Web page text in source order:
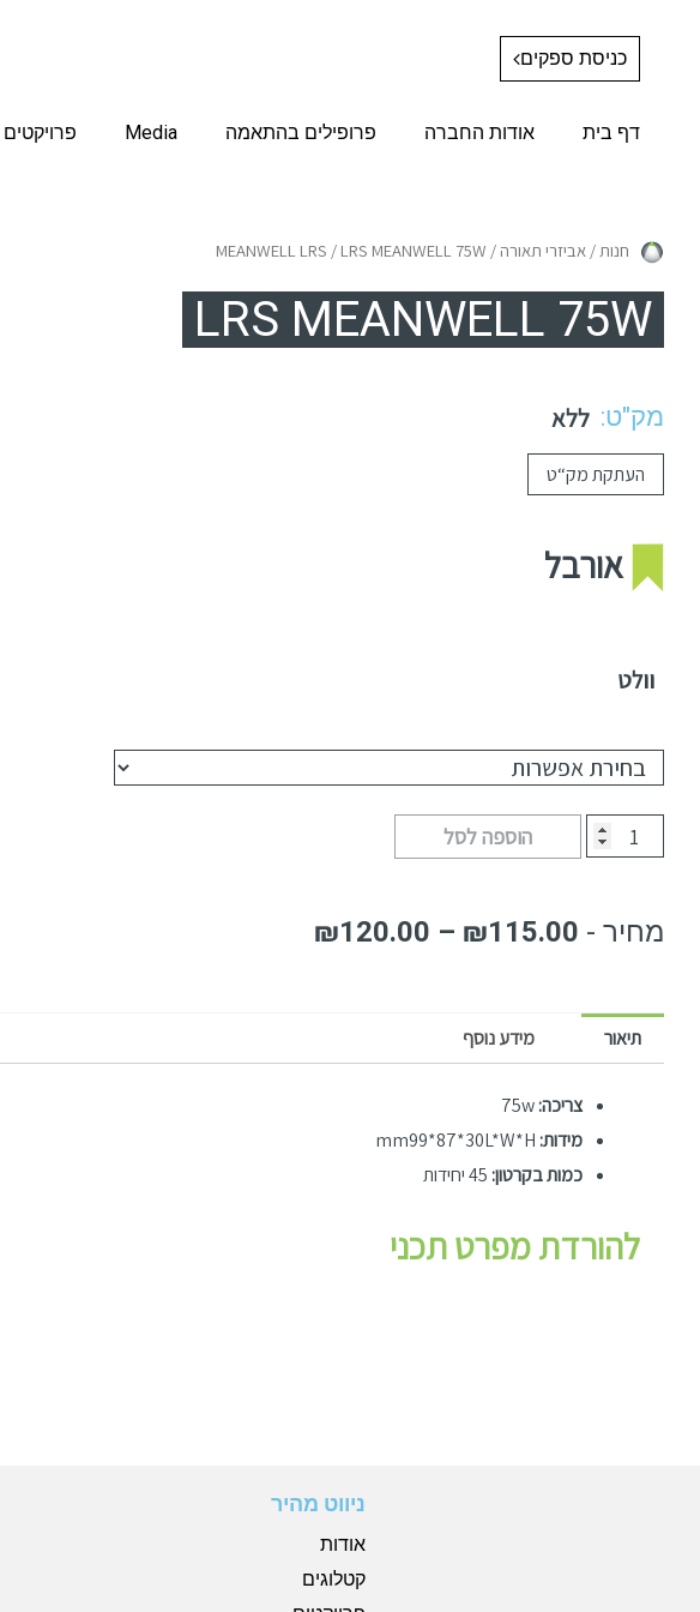
כניסת ספקים
דף בית אודות החברה פרופילים בהתאמה Media פרויקטים
חנות/אביזרי תאורה /
MEANWELL LRS / LRS MEANWELL 75W
LRS MEANWELL 75W
מק"ט: ללא
העתקת מק“ט
אורבל
וולט
הוספה לסל
₪115.00
–
₪120.00
תיאור מידע נוסף
צריכה:
מידות: mm99*87*30L*W*H
כמות בקרטון:
להורדת מפרט תכני
ניווט מהיר
אודות
קטלוגים